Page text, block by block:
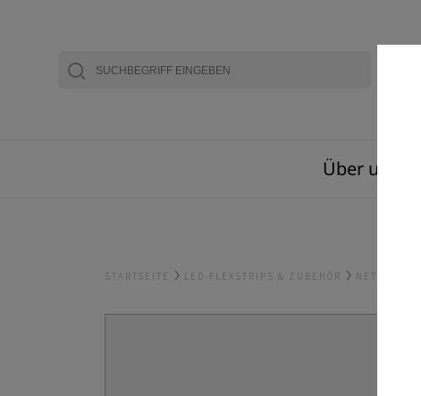
Über uns
STARTSEITE LED-FLEXSTRIPS & ZUBEHÖR NETZTEILE